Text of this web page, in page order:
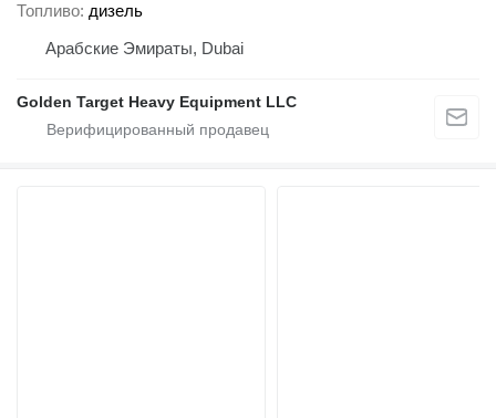
Топливо дизель
Арабские Эмираты, Dubai
Golden Target Heavy Equipment LLC